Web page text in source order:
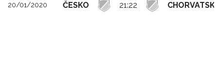
20/01/2020 ČESKO 21:22